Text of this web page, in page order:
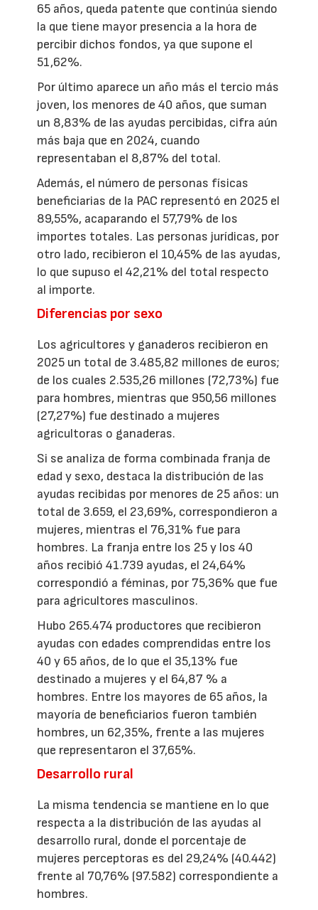
65 años, queda patente que continúa siendo
la que tiene mayor presencia a la hora de
percibir dichos fondos, ya que supone el
51,62%.
Por último aparece un año más el tercio más
joven, los menores de 40 años, que suman
un 8,83% de las ayudas percibidas, cifra aún
más baja que en 2024, cuando
representaban el 8,87% del total.
Además, el número de personas físicas
beneficiarias de la PAC representó en 2025 el
89,55%, acaparando el 57,79% de los
importes totales. Las personas jurídicas, por
otro lado, recibieron el 10,45% de las ayudas,
lo que supuso el 42,21% del total respecto
al importe.
Diferencias por sexo
Los agricultores y ganaderos recibieron en
2025 un total de 3.485,82 millones de euros;
de los cuales 2.535,26 millones (72,73%) fue
para hombres, mientras que 950,56 millones
(27,27%) fue destinado a mujeres
agricultoras o ganaderas.
Si se analiza de forma combinada franja de
edad y sexo, destaca la distribución de las
ayudas recibidas por menores de 25 años: un
total de 3.659, el 23,69%, correspondieron a
mujeres, mientras el 76,31% fue para
hombres. La franja entre los 25 y los 40
años recibió 41.739 ayudas, el 24,64%
correspondió a féminas, por 75,36% que fue
para agricultores masculinos.
Hubo 265.474 productores que recibieron
ayudas con edades comprendidas entre los
40 y 65 años, de lo que el 35,13% fue
destinado a mujeres y el 64,87 % a
hombres. Entre los mayores de 65 años, la
mayoría de beneficiarios fueron también
hombres, un 62,35%, frente a las mujeres
que representaron el 37,65%.
Desarrollo rural
La misma tendencia se mantiene en lo que
respecta a la distribución de las ayudas al
desarrollo rural, donde el porcentaje de
mujeres perceptoras es del 29,24% (40.442)
frente al 70,76% (97.582) correspondiente a
hombres.